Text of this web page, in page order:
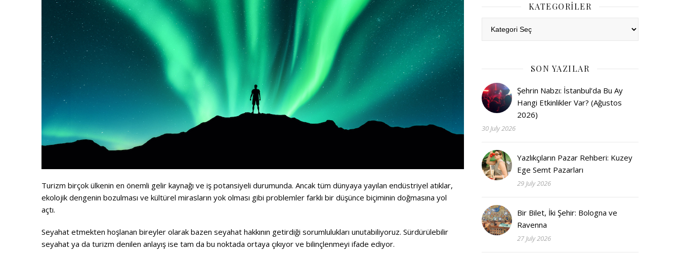
Turizm birçok ülkenin en önemli gelir kaynağı ve iş potansiyeli durumunda. Ancak tüm dünyaya yayılan endüstriyel atıklar,
ekolojik dengenin bozulması ve kültürel mirasların yok olması gibi problemler farklı bir düşünce biçiminin doğmasına yol
açtı.
Seyahat etmekten hoşlanan bireyler olarak bazen seyahat hakkının getirdiği sorumlulukları unutabiliyoruz. Sürdürülebilir
seyahat ya da turizm denilen anlayış ise tam da bu noktada ortaya çıkıyor ve bilinçlenmeyi ifade ediyor.
KATEGORILER
SON YAZILAR
Şehrin Nabzı: İstanbul’da Bu Ay
Hangi Etkinlikler Var? (Ağustos
2026)
30 July 2026
Yazlıkçıların Pazar Rehberi: Kuzey
Ege Semt Pazarları
29 July 2026
Bir Bilet, İki Şehir: Bologna ve
Ravenna
27 July 2026